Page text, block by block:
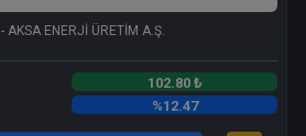
- AKSA ENERJİ ÜRETİM A.Ş.
102.80 ₺
%12.47